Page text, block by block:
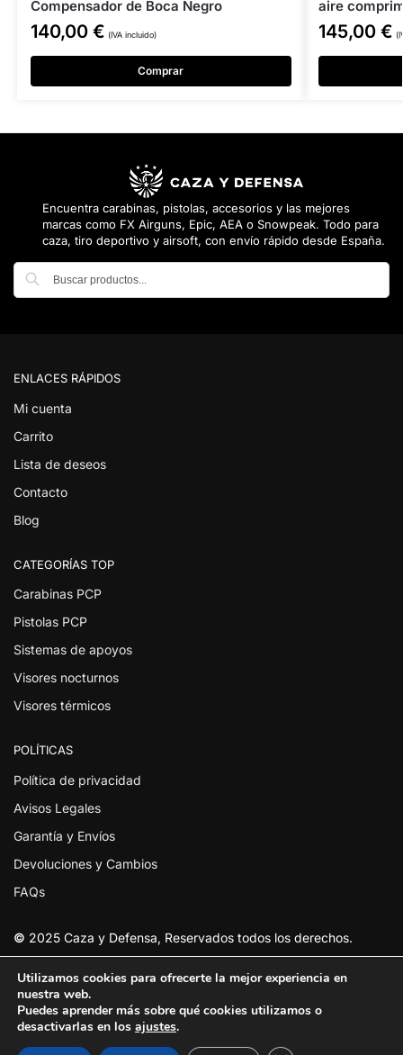
Compensador de Boca Negro
140,00 € (IVA incluido)
Comprar
aire
145,00 €
Encuentra carabinas, pistolas, accesorios y las mejores
marcas como FX Airguns, Epic, AEA o Snowpeak. Todo para
caza, tiro deportivo y airsoft, con envío rápido desde España.
ENLACES RÁPIDOS
Mi cuenta
Carrito
Lista de deseos
Contacto
Blog
CATEGORÍAS TOP
Carabinas PCP
Pistolas PCP
Sistemas de apoyos
Visores nocturnos
Visores térmicos
POLÍTICAS
Política de privacidad
Avisos Legales
Garantía y Envíos
Devoluciones y Cambios
FAQs
© 2025 Caza y Defensa, Reservados todos los derechos.
Utilizamos cookies para ofrecerte la mejor experiencia en
nuestra web.
Puedes aprender más sobre qué cookies utilizamos o
desactivarlas en los ajustes.